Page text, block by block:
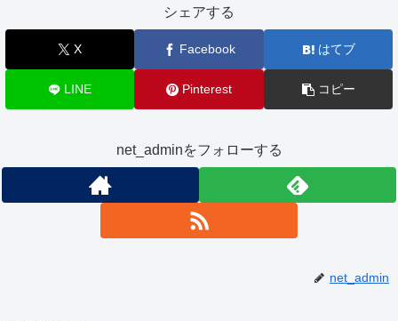
シェアする
X Facebook はてブ
LINE Pinterest コピー
net_adminをフォローする
net_admin